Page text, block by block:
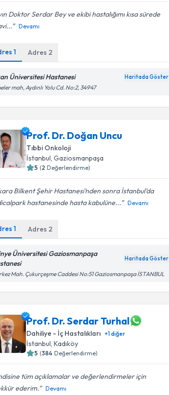
Doktor Serdar Bey ve ekibi hastalığımı kısa sürede
Devamı
1 Adres 2
Üniversitesi Hastanesi Haritada Göster
mah, Aydınlı Yolu Cd. No:2, 34947
Prof. Dr. Doğan Uncu
Tıbbi Onkoloji
İstanbul, Gaziosmanpaşa
5 (2 Değerlendirme)
Bilkent Şehir Hastanesi’nden sonra İstanbul’da
hastanesinde hasta kabulüne...
Devamı
1 Adres 2
Üniversitesi Gaziosmanpaşa
Haritada Göster
Mah. Çukurçeşme Caddesi No:51 Gaziosmanpaşa İSTANBUL
Prof. Dr. Serdar Turhal
Dahiliye - İç Hastalıkları +1diğer
İstanbul, Kadıköy
5 (384 Değerlendirme)
tüm açıklamalar ve değerlendirmeler için
ederim.
Devamı